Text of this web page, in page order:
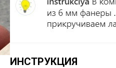
ИНСТРУКЦИЯ